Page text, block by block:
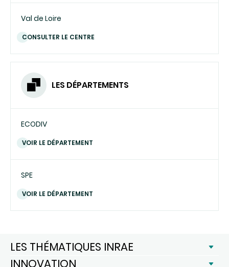
Val de Loire
CONSULTER LE CENTRE
LES DÉPARTEMENTS
ECODIV
VOIR LE DÉPARTEMENT
SPE
VOIR LE DÉPARTEMENT
LES THÉMATIQUES INRAE
INNOVATION